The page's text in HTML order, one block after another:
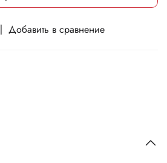
Добавить в сравнение